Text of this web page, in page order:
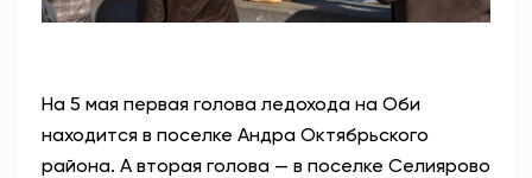
На 5 мая первая голова ледохода на Оби
находится в поселке Андра Октябрьского
района. А вторая голова — в поселке Селиярово